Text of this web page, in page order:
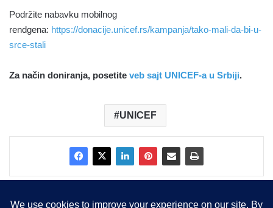
Podržite nabavku mobilnog
rendgena: https://donacije.unicef.rs/kampanja/tako-mali-da-bi-u-
srce-stali
Za način doniranja, posetite veb sajt UNICEF-a u Srbiji.
UNICEF